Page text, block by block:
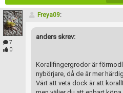
7
0
Freya09:
anders skrev:
Korallfingergrodor är
nybörjare, då de är mer
Värt att veta dock är att
Lösenord:
Terms of Service